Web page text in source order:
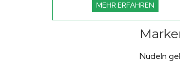
MEHR ERFAHREN
Nudeln